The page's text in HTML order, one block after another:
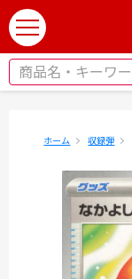
t
o
g
ホーム 収録弾